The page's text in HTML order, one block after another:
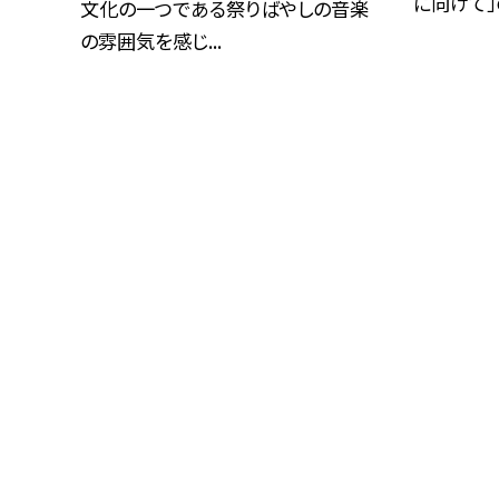
文化の一つである祭りばやしの音楽
の雰囲気を感じ...